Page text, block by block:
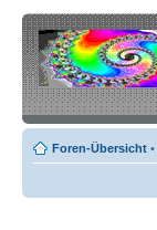
Foren-Übersicht •